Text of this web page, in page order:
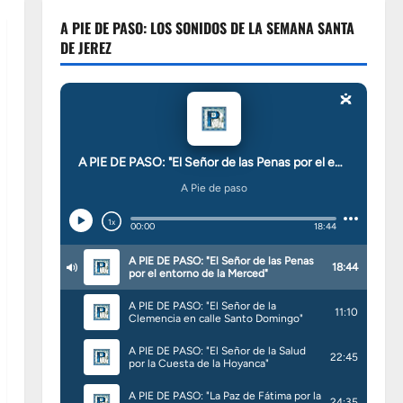
A PIE DE PASO: LOS SONIDOS DE LA SEMANA SANTA
DE JEREZ